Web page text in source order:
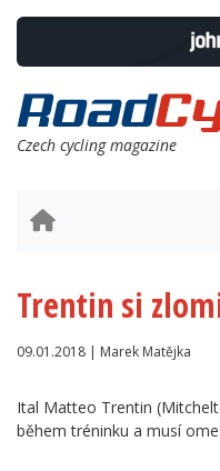
Czech cycling magazine
Trentin si
09.01.2018 | Marek Matějka
Ital Matteo Trentin
během tréninku a musí